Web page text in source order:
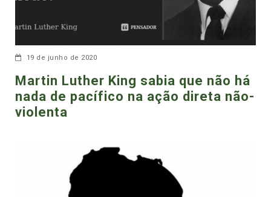
19 de junho de 2020
Martin Luther King sabia que não há
nada de pacífico na ação direta não-
violenta